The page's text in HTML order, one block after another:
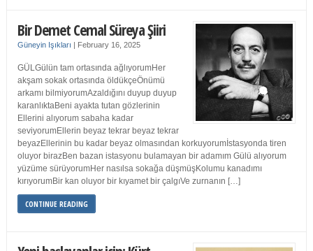
Bir Demet Cemal Süreya Şiiri
Güneyin Işıkları | February 16, 2025
GÜLGülün tam ortasında ağlıyorumHer
akşam sokak ortasında öldükçeÖnümü
arkamı bilmiyorumAzaldığını duyup duyup
karanlıktaBeni ayakta tutan gözlerinin
Ellerini alıyorum sabaha kadar
seviyorumEllerin beyaz tekrar beyaz tekrar
beyazEllerinin bu kadar beyaz olmasından korkuyorumİstasyonda tiren
oluyor birazBen bazan istasyonu bulamayan bir adamım Gülü alıyorum
yüzüme sürüyorumHer nasılsa sokağa düşmüşKolumu kanadımı
kırıyorumBir kan oluyor bir kıyamet bir çalgıVe zurnanın […]
CONTINUE READING